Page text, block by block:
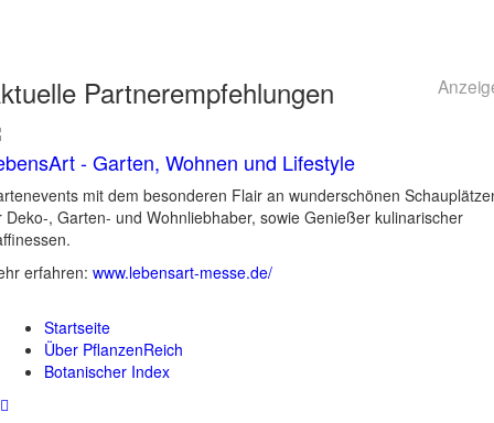
Partnerempfehlungen
- Garten, Wohnen und Lifestyle
mit dem besonderen Flair an wunderschönen
Deko-, Garten- und Wohnliebhaber, sowie Genießer kulinarischer
erfahren: www.lebensart-messe.de/
Startseite
Über PflanzenReich
Botanischer Index